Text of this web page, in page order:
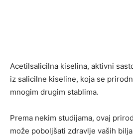
Acetilsalicilna kiselina, aktivni
iz salicilne kiseline, koja se
mnogim drugim stablima.
Prema nekim studijama, ovaj
može poboljšati zdravlje vaših